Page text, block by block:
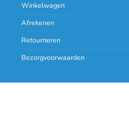
Winkelwagen
Afrekenen
Retourneren
Bezorgvoorwaarden